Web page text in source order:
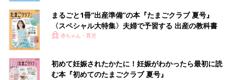
まるごと1冊“出産準備”の本『たまごクラブ 夏号』
〈スペシャル大特集〉夫婦で予習する 出産の教科書
赤ちゃん・育児
初めて妊娠されたかたに！妊娠がわかったら最初に読
む本『初めてのたまごクラブ 夏号』